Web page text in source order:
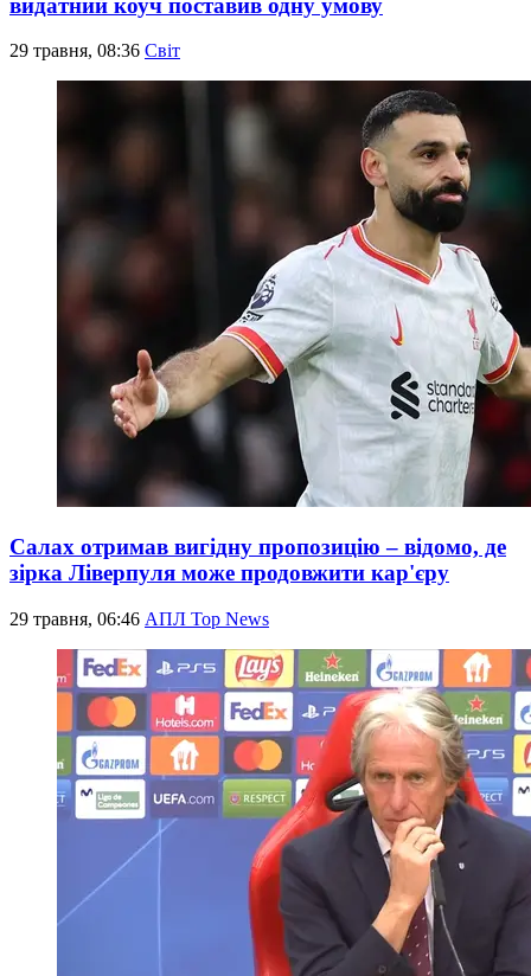
29 травня, 08:36 Світ
Салах отримав вигідну пропозицію – відомо, де
зірка Ліверпуля може продовжити кар'єру
29 травня, 06:46 АПЛ Top News